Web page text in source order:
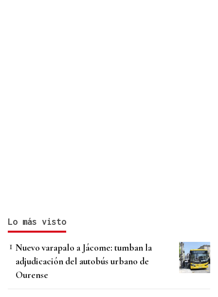
Lo más visto
Nuevo varapalo a Jácome: tumban la
adjudicación del autobús urbano de
Ourense